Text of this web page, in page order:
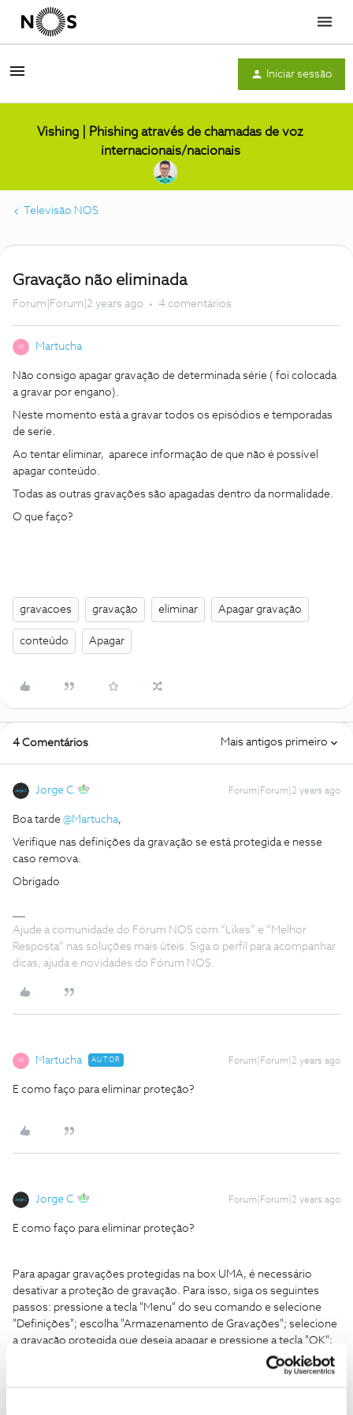
Menu
Iniciar sessão
Vishing | Phishing através de chamadas de voz
internacionais/nacionais
Televisão NOS
Gravação não eliminada
Forum|Forum|2 years ago 4 comentários
M Martucha
Não consigo apagar gravação de determinada série ( foi colocada
a gravar por engano).
Neste momento está a gravar todos os episódios e temporadas
de serie.
Ao tentar eliminar, aparece informação de que não é possível
apagar conteúdo.
Todas as outras gravações são apagadas dentro da normalidade.
O que faço?
gravacoes gravação eliminar Apagar gravação
conteúdo Apagar
4 Comentários Mais antigos primeiro
Jorge C Forum|Forum|2 years ago
Boa tarde @Martucha,
Verifique nas definições da gravação se está protegida e nesse
caso remova.
Obrigado
Ajude a comunidade do Fórum NOS com “Likes” e “Melhor
Resposta” nas soluções mais úteis. Siga o perfil para acompanhar
dicas, ajuda e novidades do Fórum NOS.
M Martucha AUTOR Forum|Forum|2 years ago
E como faço para eliminar proteção?
Jorge C Forum|Forum|2 years ago
E como faço para eliminar proteção?
Para apagar gravações protegidas na box UMA, é necessário
desativar a proteção de gravação. Para isso, siga os seguintes
passos: pressione a tecla "Menu" do seu comando e selecione
"Definições"; escolha "Armazenamento de Gravações"; selecione
a gravação protegida que deseja apagar e pressione a tecla "OK";
selecione "Desproteger" e confirme a ação. Caso tenha alguma
dificuldade no processo, entre em contato com a equipe do